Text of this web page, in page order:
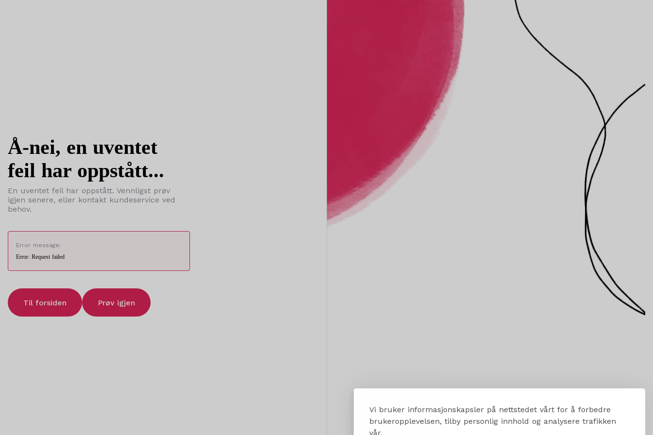
Vi bruker informasjonskapsler på nettstedet vårt for å forbedre
brukeropplevelsen, tilby personlig innhold og analysere trafikken
vår.
Å-nei, en uventet
feil har oppstått...
En uventet feil har oppstått. Vennligst prøv
igjen senere, eller kontakt kundeservice ved
behov.
Error message:
Error: Request failed
Til forsiden Prøv igjen